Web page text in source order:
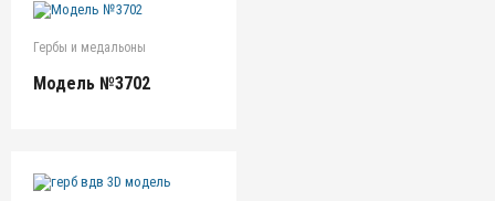
Гербы и медальоны
Модель №3702